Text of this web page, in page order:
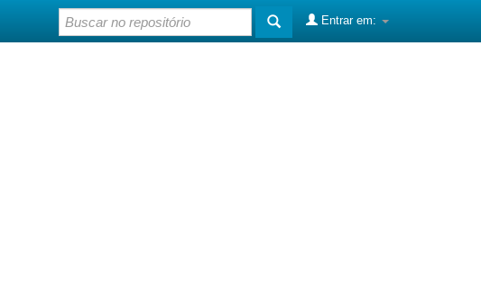
Entrar em: